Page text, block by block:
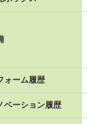
ォーム履歴
ベーション履歴